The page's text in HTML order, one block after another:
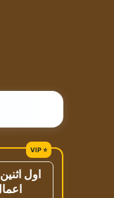
اول